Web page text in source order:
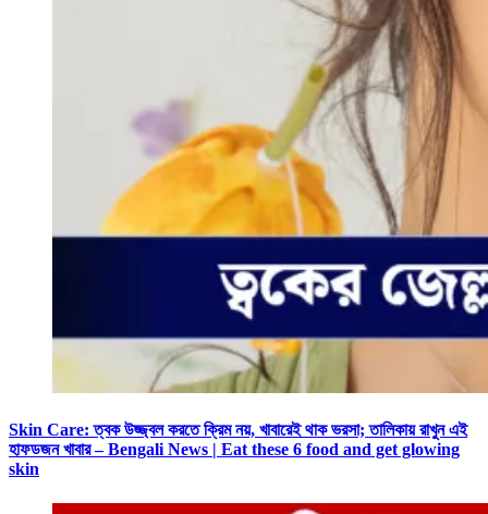
Skin Care: ত্বক উজ্জ্বল করতে ক্রিম নয়, খাবারেই থাক ভরসা; তালিকায় রাখুন এই
হাফডজন খাবার – Bengali News | Eat these 6 food and get glowing
skin